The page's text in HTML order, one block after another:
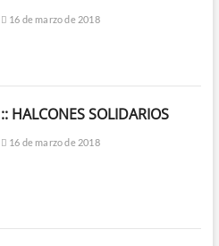
16 de marzo de 2018
:: HALCONES SOLIDARIOS
16 de marzo de 2018